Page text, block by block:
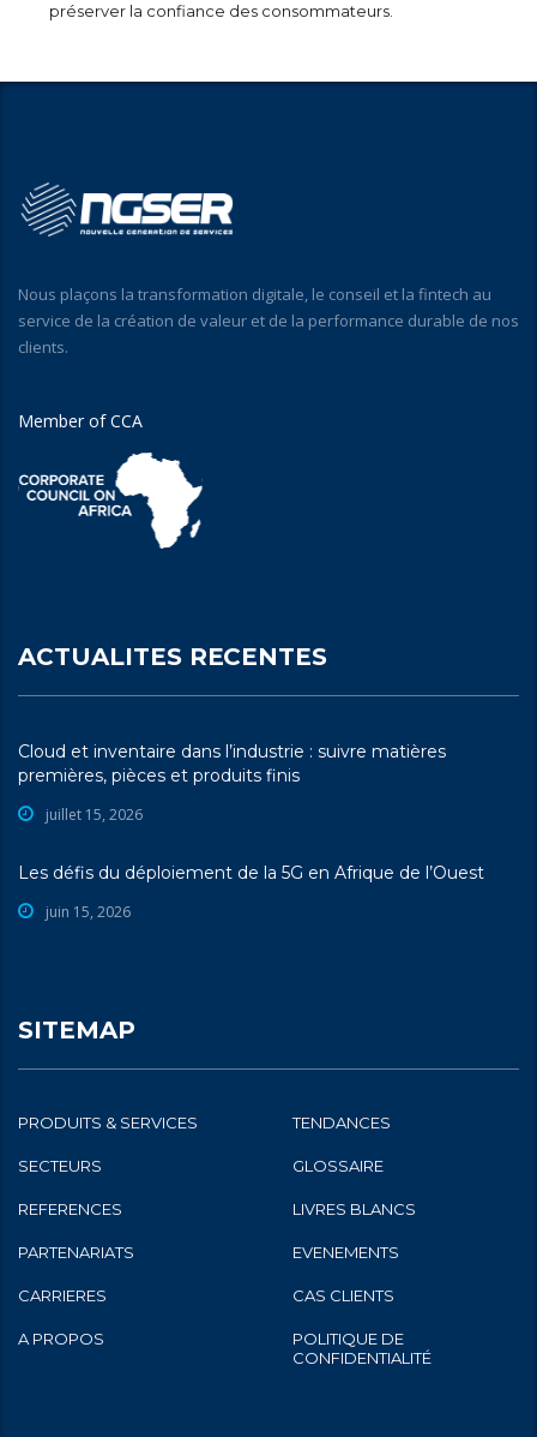
préserver la confiance des consommateurs.
Nous plaçons la transformation digitale, le conseil et la fintech au
service de la création de valeur et de la performance durable de nos
clients.
Member of CCA
ACTUALITES RECENTES
Cloud et inventaire dans l’industrie : suivre matières
premières, pièces et produits finis
juillet 15, 2026
Les défis du déploiement de la 5G en Afrique de l’Ouest
juin 15, 2026
SITEMAP
PRODUITS & SERVICES TENDANCES
SECTEURS GLOSSAIRE
REFERENCES LIVRES BLANCS
PARTENARIATS EVENEMENTS
CARRIERES CAS CLIENTS
A PROPOS
POLITIQUE DE
CONFIDENTIALITÉ